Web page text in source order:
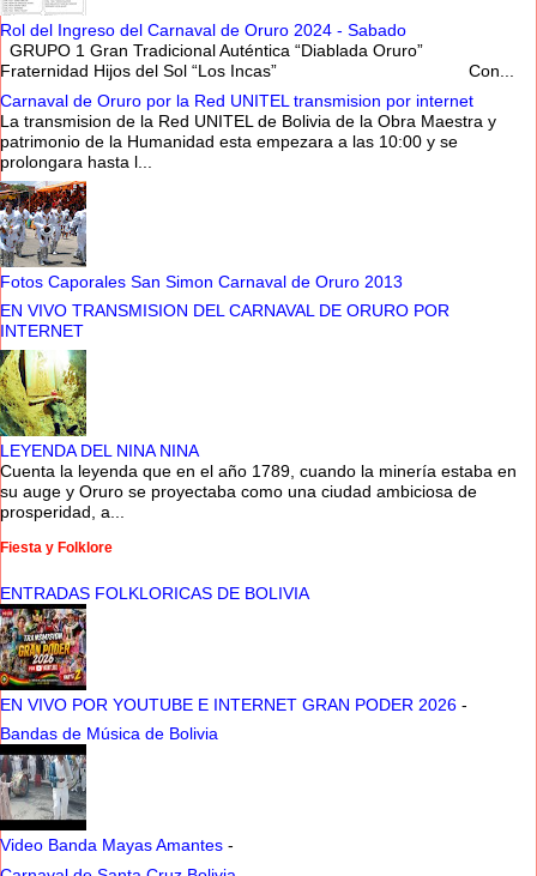
Rol del Ingreso del Carnaval de Oruro 2024 - Sabado
GRUPO 1 Gran Tradicional Auténtica “Diablada Oruro”
Fraternidad Hijos del Sol “Los Incas” Con...
Carnaval de Oruro por la Red UNITEL transmision por internet
La transmision de la Red UNITEL de Bolivia de la Obra Maestra y
patrimonio de la Humanidad esta empezara a las 10:00 y se
prolongara hasta l...
Fotos Caporales San Simon Carnaval de Oruro 2013
EN VIVO TRANSMISION DEL CARNAVAL DE ORURO POR
INTERNET
LEYENDA DEL NINA NINA
Cuenta la leyenda que en el año 1789, cuando la minería estaba en
su auge y Oruro se proyectaba como una ciudad ambiciosa de
prosperidad, a...
Fiesta y Folklore
ENTRADAS FOLKLORICAS DE BOLIVIA
EN VIVO POR YOUTUBE E INTERNET GRAN PODER 2026 -
Bandas de Música de Bolivia
Video Banda Mayas Amantes -